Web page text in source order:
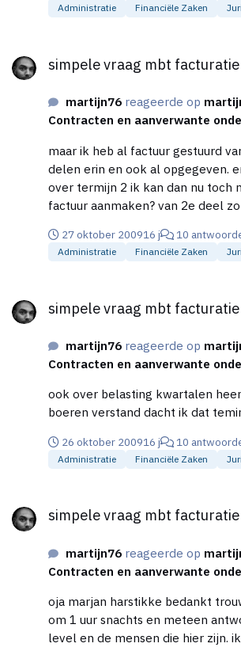
Administratie Financiële Zaken
simpele vraag mbt facturatie
martijn76 reageerde op
Contracten en aanverwante
maar ik heb al factuur gestuurd
delen erin en ook al opgegeven.
over termijn 2 ik kan dan nu toch niet nog een
factuur aanmaken? van 2e deel
27 oktober 200916 j 10
Administratie Financiële Zaken
simpele vraag mbt facturatie
martijn76 reageerde op
Contracten en aanverwante
ook over belasting kwartalen
boeren verstand dacht ik dat
26 oktober 200916 j 10
Administratie Financiële Zaken
simpele vraag mbt facturatie
martijn76 reageerde op
Contracten en aanverwante
oja marjan harstikke bedankt
om 1 uur snachts en meteen
level en de mensen die hier zijn.